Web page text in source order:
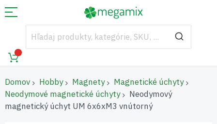
Domov Hobby Magnety
Magnetické úchyty
Neodymové magnetické úchyty
Neodymový
magnetický úchyt UM 6x6xM3 vnútorný